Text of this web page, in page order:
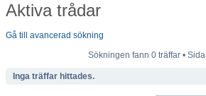
Aktiva trådar
Gå till avancerad sökning
Sökningen fann 0 träffar • Sida
Inga träffar hittades.